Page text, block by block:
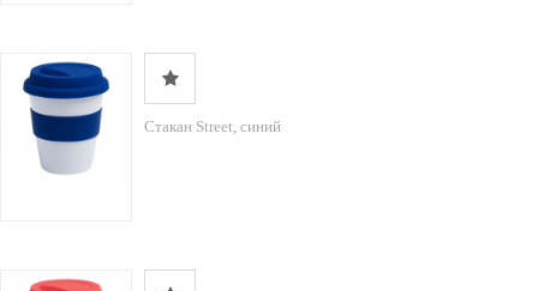
Стакан Street, синий